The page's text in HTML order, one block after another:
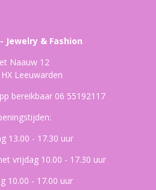
Jewelry & Fashion
Naauw 12
Leeuwarden
bereikbaar 06 55192117
13.00 - 17.30 uur
vrijdag 10.00 - 17.30 uur
10.00 - 17.00 uur